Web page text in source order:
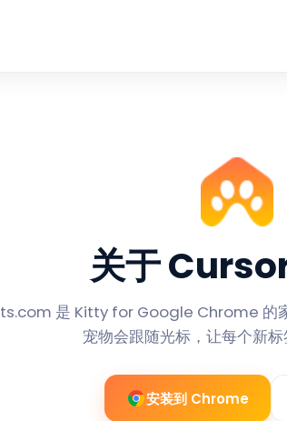
关于
是 Kitty for Google Chrome 的
宠物会跟随光标，让每个新标
安装到 Chrome